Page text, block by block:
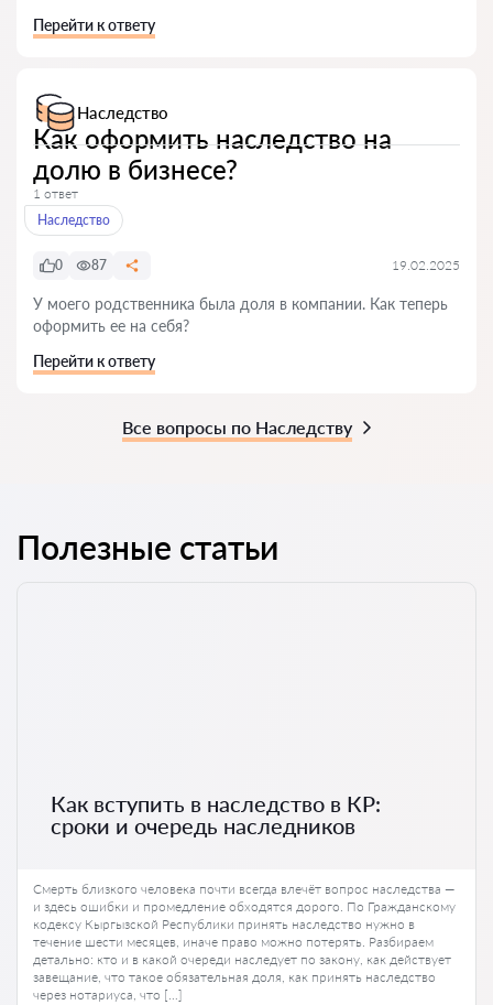
Перейти к ответу
Наследство
Как оформить наследство на
долю в бизнесе?
1 ответ
Наследство
0 87 19.02.2025
У моего родственника была доля в компании. Как теперь
оформить ее на себя?
Перейти к ответу
Все вопросы по Наследству
Полезные статьи
Как вступить в наследство в КР:
сроки и очередь наследников
Смерть близкого человека почти всегда влечёт вопрос наследства —
и здесь ошибки и промедление обходятся дорого. По Гражданскому
кодексу Кыргызской Республики принять наследство нужно в
течение шести месяцев, иначе право можно потерять. Разбираем
детально: кто и в какой очереди наследует по закону, как действует
завещание, что такое обязательная доля, как принять наследство
через нотариуса, что […]